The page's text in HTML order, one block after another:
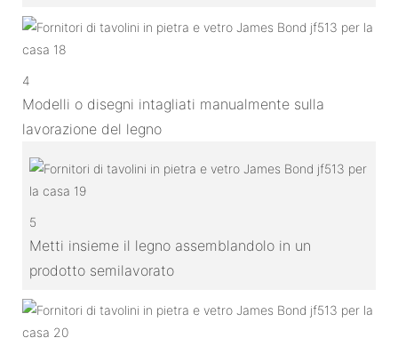
4
Modelli o disegni intagliati manualmente sulla
lavorazione del legno
5
Metti insieme il legno assemblandolo in un
prodotto semilavorato